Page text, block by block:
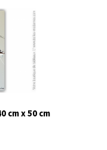
cm x 50 cm